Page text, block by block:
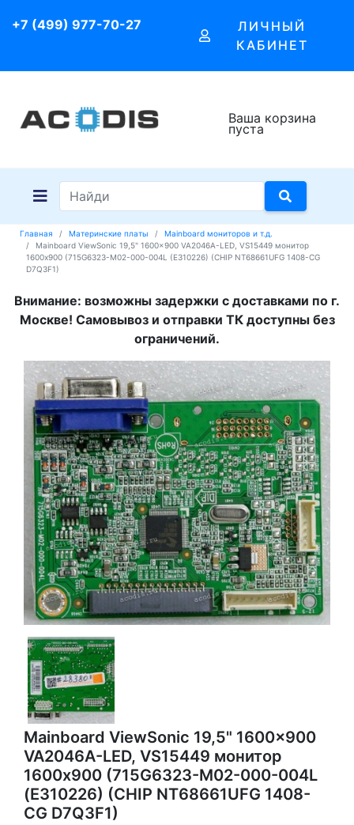
+7 (499) 977-70-27
ЛИЧНЫЙ
КАБИНЕТ
Ваша корзина
пуста
Главная Материнские платы
Mainboard мониторов и т.д.
Mainboard ViewSonic 19,5" 1600x900 VA2046A-LED, VS15449 монитор
1600x900 (715G6323-M02-000-004L (E310226) (CHIP NT68661UFG 1408-CG
D7Q3F1)
Внимание: возможны задержки с доставками по г.
Москве! Самовывоз и отправки ТК доступны без
ограничений.
Mainboard ViewSonic 19,5" 1600x900
VA2046A-LED, VS15449 монитор
1600x900 (715G6323-M02-000-004L
(E310226) (CHIP NT68661UFG 1408-
CG D7Q3F1)